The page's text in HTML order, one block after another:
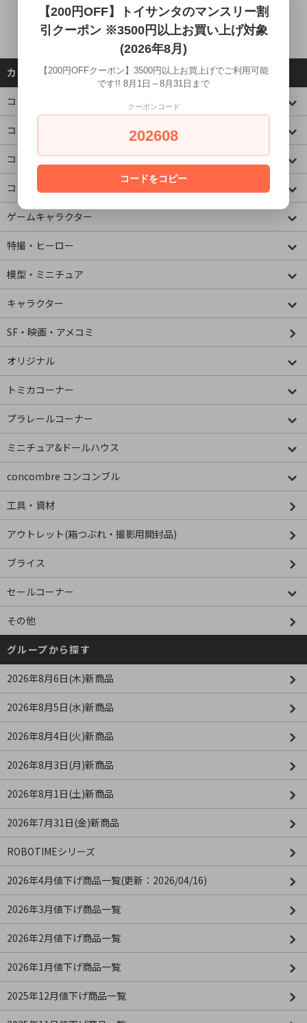
カテゴリーから探す
コレクションケース
コミック・アニメ(ジャンプ)
コミック・アニメ(その他)
コミック・アニメ(ラノベ系)
ゲームキャラクター
特撮・ヒーロー
模型・ミニチュア
キャラクター
SF・映画・アメコミ
オリジナル
トミカコーナー
プラレールコーナー
ミニチュア&ドールハウス
concombre コンコンブル
工具・資材
アウトレット(箱つぶれ・撮影用開封品)
ブライス
セールコーナー
その他
グループから探す
2026年8月6日(木)新商品
2026年8月5日(水)新商品
2026年8月4日(火)新商品
2026年8月3日(月)新商品
2026年8月1日(土)新商品
2026年7月31日(金)新商品
ROBOTIMEシリーズ
2026年4月値下げ商品一覧(更新：2026/04/16)
2026年3月値下げ商品一覧
2026年2月値下げ商品一覧
2026年1月値下げ商品一覧
2025年12月値下げ商品一覧
【200円OFF】トイサンタのマンスリー割
引クーポン ※3500円以上お買い上げ対象
(2026年8月)
【200円OFFクーポン】3500円以上お買上げでご利用可能
です!! 8月1日～8月31日まで
クーポンコード
202608
コードをコピー